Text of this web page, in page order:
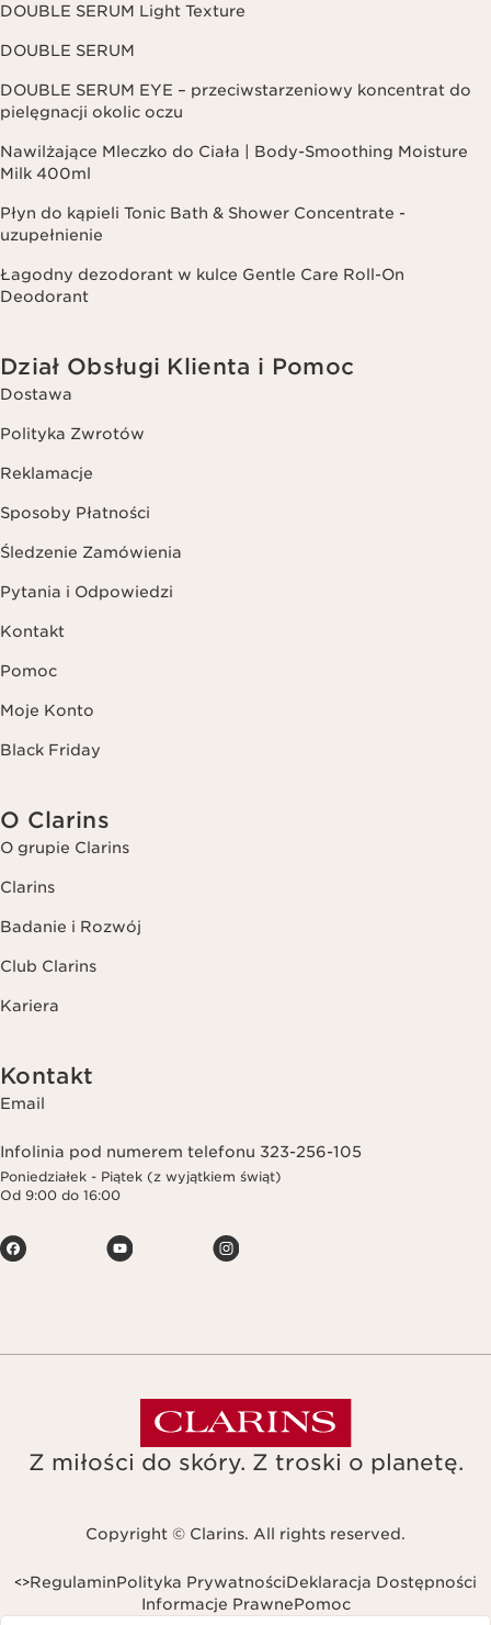
DOUBLE SERUM Light Texture
DOUBLE SERUM
DOUBLE SERUM EYE – przeciwstarzeniowy koncentrat do
pielęgnacji okolic oczu
Nawilżające Mleczko do Ciała | Body-Smoothing Moisture
Milk 400ml
Płyn do kąpieli Tonic Bath & Shower Concentrate -
uzupełnienie
Łagodny dezodorant w kulce Gentle Care Roll-On
Deodorant
Dział Obsługi Klienta i Pomoc
Dostawa
Polityka Zwrotów
Reklamacje
Sposoby Płatności
Śledzenie Zamówienia
Pytania i Odpowiedzi
Kontakt
Pomoc
Moje Konto
Black Friday
O Clarins
O grupie Clarins
Clarins
Badanie i Rozwój
Club Clarins
Kariera
Kontakt
Email
Infolinia pod numerem telefonu 323-256-105
Poniedziałek - Piątek (z wyjątkiem świąt)
Od 9:00 do 16:00
Z miłości do skóry. Z troski o planetę.
Copyright © Clarins. All rights reserved.
RegulaminPolityka PrywatnościDeklaracja Dostępności
<
Informacje Prawne
>
Pomoc
Navigates to